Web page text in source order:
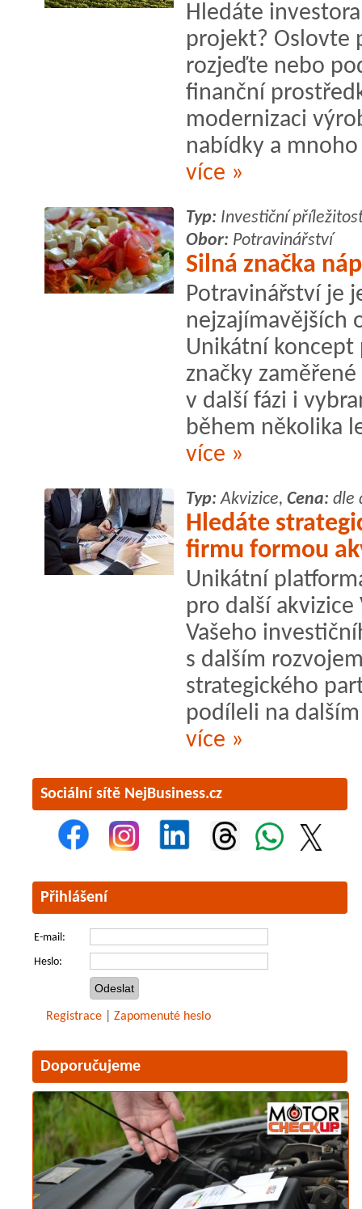
Hledáte
projekt? Oslovte
rozjeďte nebo
finanční
modernizaci
nabídky a
více »
Typ: Investiční
Obor: Potravinářství
Silná značka
Potravinářství je
nejzajímavějších
Unikátní koncept
značky
v další fázi i
během několika
více »
Typ: Akvizice, Cena: dle
Hledáte
firmu formou
Unikátní
pro další
Vašeho
s dalším
strategického
podíleli na
více »
Sociální sítě NejBusiness.cz
Přihlášení
E-mail:
Heslo:
Registrace Zapomenuté heslo
Doporučujeme